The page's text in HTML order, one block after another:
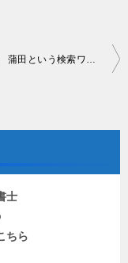
司法書士 蒲田という検索ワードでの集客について
士
ちら